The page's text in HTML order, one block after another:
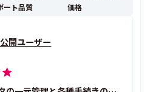
ート品質
価格
開ユーザー